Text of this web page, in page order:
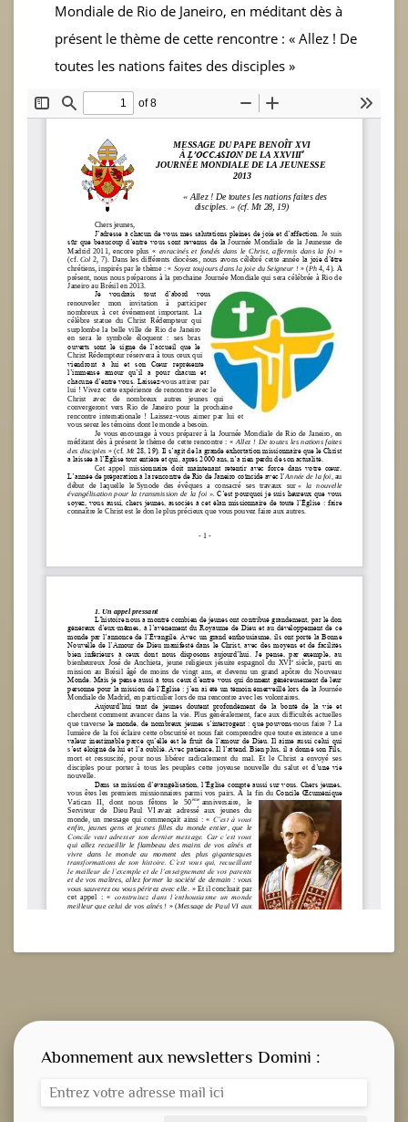
Mondiale de Rio de Janeiro, en méditant dès à
présent le thème de cette rencontre : « Allez ! De
toutes les nations faites des disciples »
Abonnement aux newsletters Domini :